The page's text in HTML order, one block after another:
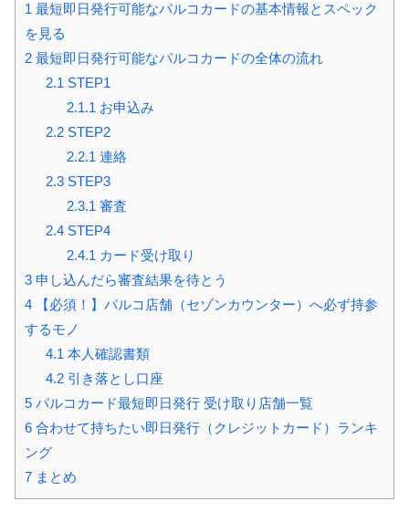
1 最短即日発行可能なパルコカードの基本情報とスペック
を見る
2 最短即日発行可能なパルコカードの全体の流れ
2.1 STEP1
2.1.1 お申込み
2.2STEP2
2.2.1 連絡
2.3STEP3
2.3.1 審査
2.4STEP4
2.4.1 カード受け取り
3 申し込んだら審査結果を待とう
4 【必須！】パルコ店舗（セゾンカウンター）へ必ず持参
するモノ
4.1 本人確認書類
4.2引き落とし口座
5 パルコカード最短即日発行 受け取り店舗一覧
6 合わせて持ちたい即日発行（クレジットカード）ランキ
ング
7 まとめ